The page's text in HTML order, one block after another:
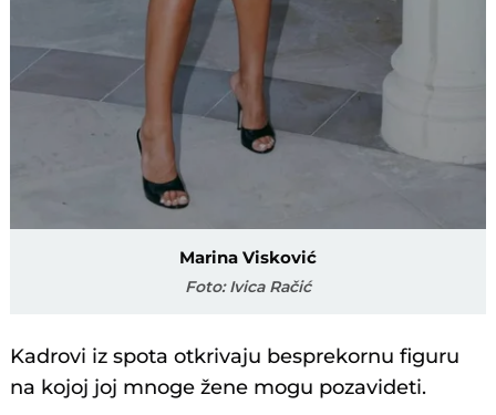
Marina Visković
Foto: Ivica Račić
Kadrovi iz spota otkrivaju besprekornu figuru
na kojoj joj mnoge žene mogu pozavideti.